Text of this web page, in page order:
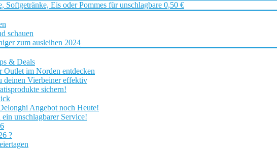
Eis oder Pommes für unschlagbare 0,50 €
schauen
zum ausleihen 2024
& Deals
Outlet im Norden entdecken
deinen Vierbeiner effektiv
sichern!
Angebot noch Heute!
unschlagbarer Service!
?